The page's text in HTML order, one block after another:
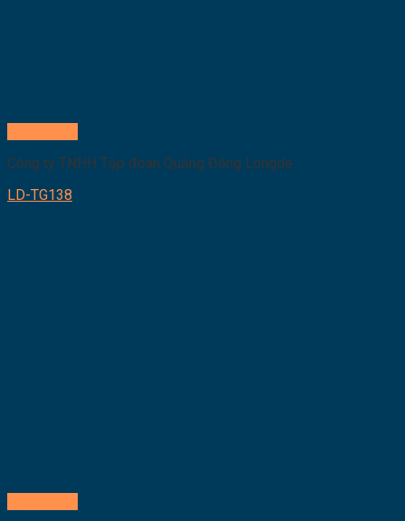
Công ty TNHH Tập đoàn Quảng Đông Longde
LD-TG138